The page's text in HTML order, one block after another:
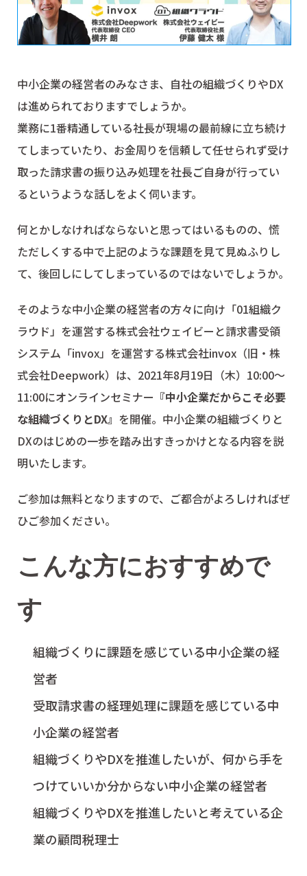
中小企業の経営者のみなさま、自社の組織づくりやDX
は進められておりますでしょうか。
業務に1番精通している社長が現場の最前線に立ち続け
てしまっていたり、お金周りを信頼して任せられず受け
取った請求書の振り込み処理を社長ご自身が行ってい
るというような話しをよく伺います。
何とかしなければならないと思ってはいるものの、慌
ただしくする中で上記のような課題を見て見ぬふりし
て、後回しにしてしまっているのではないでしょうか。
そのような中小企業の経営者の方々に向け「01組織ク
ラウド」を運営する株式会社ウェイビーと請求書受領
システム「invox」を運営する株式会社invox（旧・株
式会社Deepwork）は、2021年8月19日（木）10:00～
11:00にオンラインセミナー 『中小企業だからこそ必要
な組織づくりとDX』 を開催。中小企業の組織づくりと
DXのはじめの一歩を踏み出すきっかけとなる内容を説
明いたします。
ご参加は無料となりますので、ご都合がよろしければぜ
ひご参加ください。
こんな方におすすめで
す
組織づくりに課題を感じている中小企業の経
営者
受取請求書の経理処理に課題を感じている中
小企業の経営者
組織づくりやDXを推進したいが、何から手を
つけていいか分からない中小企業の経営者
組織づくりやDXを推進したいと考えている企
業の顧問税理士